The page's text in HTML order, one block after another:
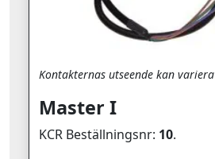
Kontakternas utseende kan variera
Master I
KCR Beställningsnr: 10.